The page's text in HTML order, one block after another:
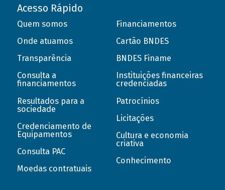
Acesso Rápido
Quem somos
Onde atuamos
Transparência
Consulta a
financiamentos
Resultados para a
sociedade
Credenciamento de
Equipamentos
Consulta PAC
Moedas contratuais
Financiamentos
Cartão BNDES
BNDES Finame
Instituições financeiras
credenciadas
Patrocínios
Licitações
Cultura e economia
criativa
Conhecimento